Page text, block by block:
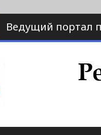
Ведущий портал
Спорт-
портал по